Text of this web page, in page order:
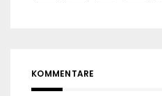
KOMMENTARE